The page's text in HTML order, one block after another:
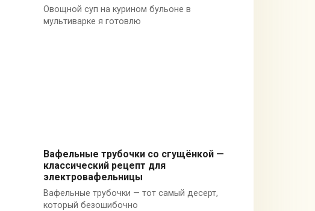
Овощной суп на курином бульоне в
мультиварке я готовлю
Выпечка в духовке
Вафельные трубочки со сгущёнкой —
классический рецепт для
электровафельницы
Вафельные трубочки — тот самый десерт,
который безошибочно